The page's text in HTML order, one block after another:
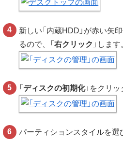
新しい「内蔵HDD」が赤い矢
るので、「右クリック 」します
「 ディスクの初期化」をクリッ
パーティションスタイルを選